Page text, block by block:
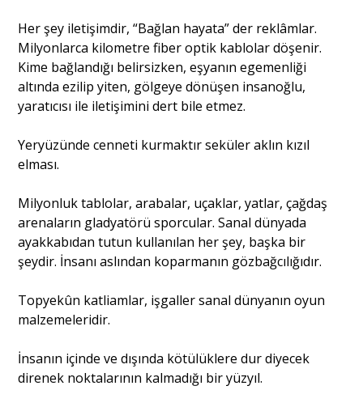
Her şey iletişimdir, “Bağlan hayata” der reklâmlar.
Milyonlarca kilometre fiber optik kablolar döşenir.
Kime bağlandığı belirsizken, eşyanın egemenliği
altında ezilip yiten, gölgeye dönüşen insanoğlu,
yaratıcısı ile iletişimini dert bile etmez.
Yeryüzünde cenneti kurmaktır seküler aklın kızıl
elması.
Milyonluk tablolar, arabalar, uçaklar, yatlar, çağdaş
arenaların gladyatörü sporcular. Sanal dünyada
ayakkabıdan tutun kullanılan her şey, başka bir
şeydir. İnsanı aslından koparmanın gözbağcılığıdır.
Topyekûn katliamlar, işgaller sanal dünyanın oyun
malzemeleridir.
İnsanın içinde ve dışında kötülüklere dur diyecek
direnek noktalarının kalmadığı bir yüzyıl.